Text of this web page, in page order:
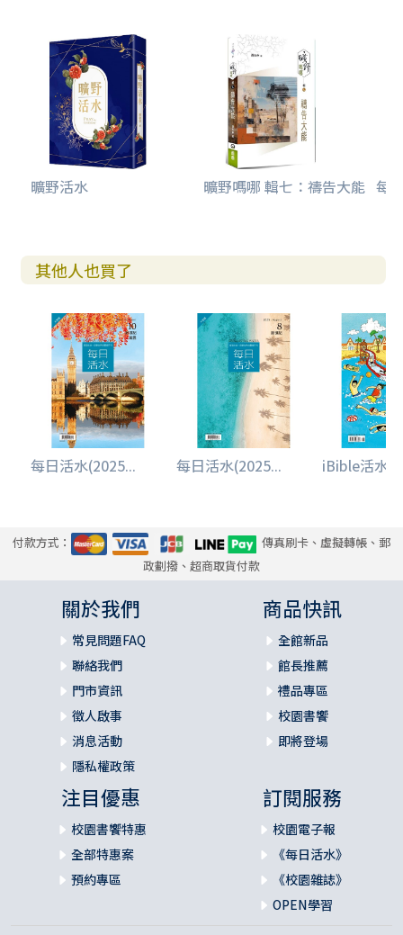
曠野活水 曠野嗎哪 輯七：禱告大能 每
其他人也買了
每日活水(2025... 每日活水(2025... iBible活水
付款方式：
傳真刷卡、虛擬轉帳、郵
政劃撥、超商取貨付款
關於我們
常見問題FAQ
聯絡我們
門市資訊
徵人啟事
消息活動
隱私權政策
商品快訊
全館新品
館長推薦
禮品專區
校園書饗
即將登場
注目優惠
校園書饗特惠
全部特惠案
預約專區
訂閱服務
校園電子報
《每日活水》
《校園雜誌》
OPEN學習